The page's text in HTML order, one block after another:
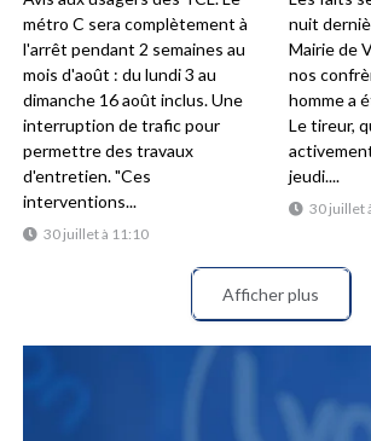
30 juillet à 11:10
métro C sera complètement à
l'arrêt pendant 2 semaines au
mois d'août : du lundi 3 au
dimanche 16 août inclus. Une
interruption de trafic pour
permettre des travaux
d'entretien. "Ces
interventions...
30 juillet
nuit
Mairie de
nos
homme a
Le tireur,
jeudi....
Afficher plus